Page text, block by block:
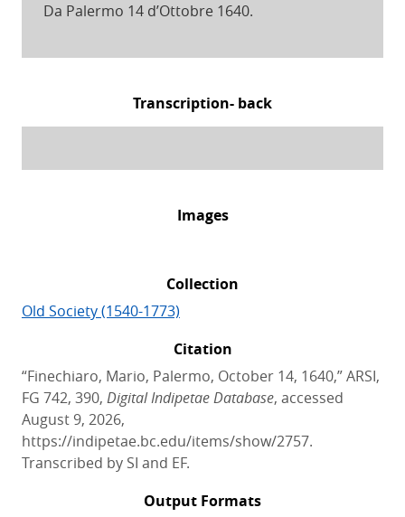
Da Palermo 14 d’Ottobre 1640.
Transcription- back
Images
Collection
Old Society (1540-1773)
Citation
“Finechiaro, Mario, Palermo, October 14, 1640,” ARSI,
FG 742, 390, Digital Indipetae Database, accessed
August 9, 2026,
https://indipetae.bc.edu/items/show/2757.
Transcribed by SI and EF.
Output Formats